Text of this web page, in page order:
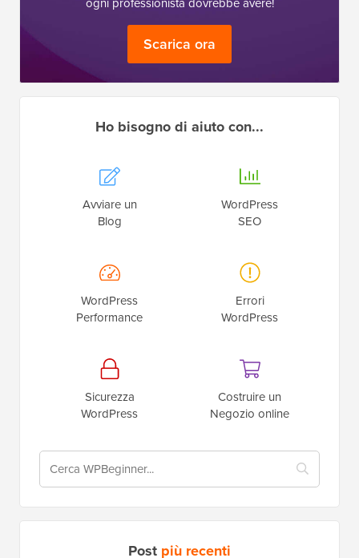
Scarica ora
Ho bisogno di aiuto con...
Avviare un
Blog
WordPress
SEO
WordPress
Performance
Errori
WordPress
Sicurezza
WordPress
Costruire un
Negozio online
Post più recenti